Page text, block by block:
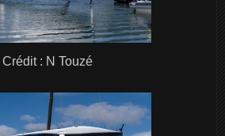
Crédit : N Touzé